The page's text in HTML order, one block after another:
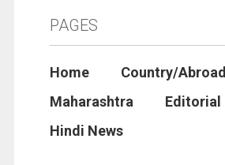
PAGES
Home
Country/Abroad
Maharashtra
Editorial
Hindi News